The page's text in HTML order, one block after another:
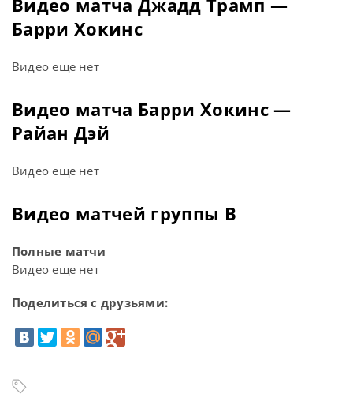
Видео матча Джадд Трамп —
Барри Хокинс
Видео еще нет
Видео матча Барри Хокинс —
Райан Дэй
Видео еще нет
Видео матчей группы В
Полные матчи
Видео еще нет
Поделиться с друзьями: